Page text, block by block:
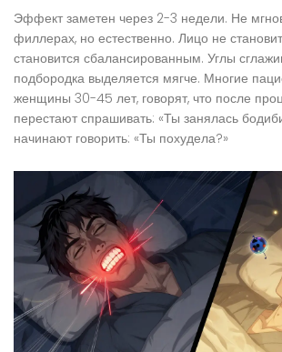
Эффект заметен через 2-3 недели. Не
филлерах, но естественно. Лицо не
становится сбалансированным. Углы
подбородка выделяется мягче. Многие
женщины 30-45 лет, говорят, что после
перестают спрашивать: «Ты занялась
начинают говорить: «Ты похудела?»